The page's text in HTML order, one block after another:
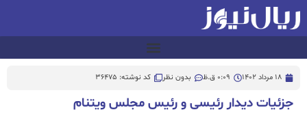
18 مرداد 1402 0:09 ق.ظ بدون نظر کد نوشته: 36475
جزئیات دیدار رئیسی و رئیس مجلس ویتنام